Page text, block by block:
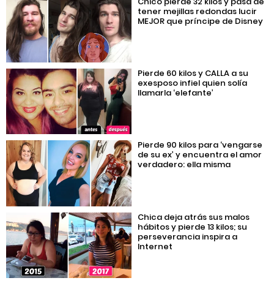
tener mejillas redondas lucir
MEJOR que príncipe de Disney
Pierde 60 kilos y CALLA a su
exesposo infiel quien solía
llamarla ‘elefante’
Pierde 90 kilos para ‘vengarse
de su ex’ y encuentra el amor
verdadero: ella misma
Chica deja atrás sus malos
hábitos y pierde 13 kilos; su
perseverancia inspira a
Internet